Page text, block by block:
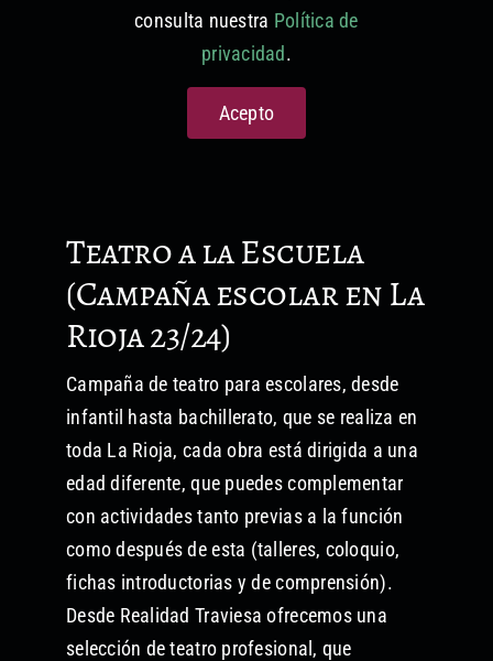
consulta nuestra Política de
privacidad.
Acepto
Teatro a la Escuela
(Campaña escolar en La
Rioja 23/24)
Campaña de teatro para escolares, desde
infantil hasta bachillerato, que se realiza en
toda La Rioja, cada obra está dirigida a una
edad diferente, que puedes complementar
con actividades tanto previas a la función
como después de esta (talleres, coloquio,
fichas introductorias y de comprensión).
Desde Realidad Traviesa ofrecemos una
selección de teatro profesional, que